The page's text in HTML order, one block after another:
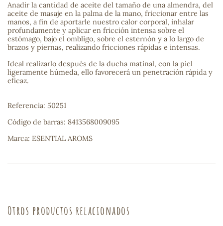
Anadir la cantidad de aceite del tamaño de una almendra, del
aceite de masaje en la palma de la mano, friccionar entre las
manos, a fin de aportarle nuestro calor corporal, inhalar
profundamente y aplicar en fricción intensa sobre el
estómago, bajo el ombligo, sobre el esternón y a lo largo de
brazos y piernas, realizando fricciones rápidas e intensas.
Ideal realizarlo después de la ducha matinal, con la piel
ligeramente húmeda, ello favorecerá un penetración rápida y
eficaz.
Referencia: 50251
Código de barras: 8413568009095
Marca: ESENTIAL AROMS
Otros productos relacionados